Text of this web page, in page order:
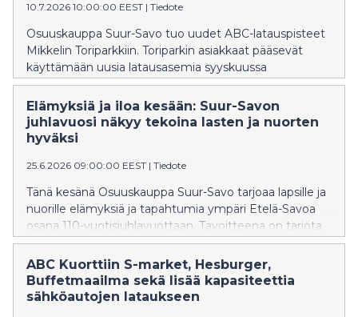
10.7.2026 10:00:00 EEST | Tiedote
Osuuskauppa Suur-Savo tuo uudet ABC-latauspisteet
Mikkelin Toriparkkiin. Toriparkin asiakkaat pääsevät
käyttämään uusia latausasemia syyskuussa
​​Elämyksiä ja iloa kesään: Suur-Savon
juhlavuosi näkyy tekoina lasten ja nuorten
hyväksi​
25.6.2026 09:00:00 EEST | Tiedote
Tänä kesänä Osuuskauppa Suur-Savo tarjoaa lapsille ja
nuorille elämyksiä ja tapahtumia ympäri Etelä-Savoa
osana 110-vuotisjuhlavuottaan. Tavoitteena on tarjota
alueen lapsille ja nuorille mielekästä kesätekemistä:
liikkumista, uusien taitojen oppimista ja yhdessä
tekemisen iloa.
ABC Kuorttiin S-market, Hesburger,
Buffetmaailma sekä lisää kapasiteettia
sähköautojen lataukseen